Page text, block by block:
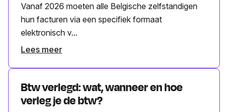
Vanaf 2026 moeten alle Belgische zelfstandigen
hun facturen via een specifiek formaat
elektronisch v...
Lees meer
Btw verlegd: wat, wanneer en hoe
verleg je de btw?